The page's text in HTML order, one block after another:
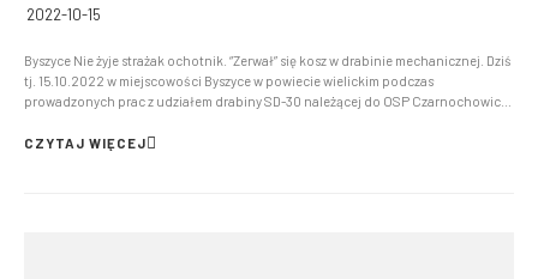
2022-10-15
Byszyce Nie żyje strażak ochotnik. “Zerwał” się kosz w drabinie mechanicznej. Dziś
tj. 15.10.2022 w miejscowości Byszyce w powiecie wielickim podczas
prowadzonych prac z udziałem drabiny SD-30 należącej do OSP Czarnochowice
przyczyn, doszło do „zerwania” kosza,...
CZYTAJ WIĘCEJ